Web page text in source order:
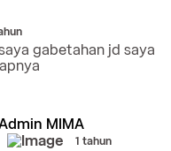
gabetahan jd saya
MIMA
1 tahun